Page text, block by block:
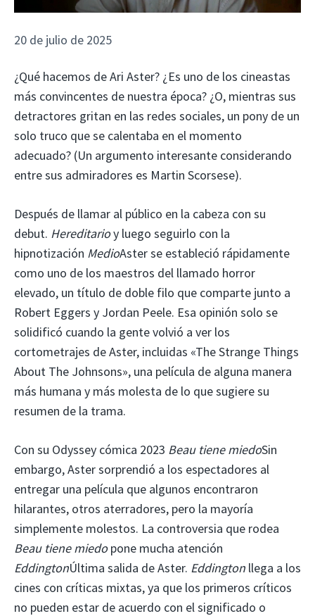
20 de julio de 2025
¿Qué hacemos de Ari Aster? ¿Es uno de los cineastas
más convincentes de nuestra época? ¿O, mientras sus
detractores gritan en las redes sociales, un pony de un
solo truco que se calentaba en el momento
adecuado? (Un argumento interesante considerando
entre sus admiradores es Martin Scorsese).
Después de llamar al público en la cabeza con su
debut. Hereditarioy luego seguirlo con la
hipnotización MedioAster se estableció rápidamente
como uno de los maestros del llamado horror
elevado, un título de doble filo que comparte junto a
Robert Eggers y Jordan Peele. Esa opinión solo se
solidificó cuando la gente volvió a ver los
cortometrajes de Aster, incluidas «The Strange Things
About The Johnsons», una película de alguna manera
más humana y más molesta de lo que sugiere su
resumen de la trama.
Con su Odyssey cómica 2023 Beau tiene miedoSin
embargo, Aster sorprendió a los espectadores al
entregar una película que algunos encontraron
hilarantes, otros aterradores, pero la mayoría
simplemente molestos. La controversia que rodea
Beau tiene miedopone mucha atención
EddingtonÚltima salida de Aster. Eddington llega a los
cines con críticas mixtas, ya que los primeros críticos
no pueden estar de acuerdo con el significado o